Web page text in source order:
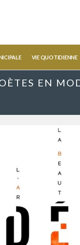
VIE QUOTIDIENNE
EN